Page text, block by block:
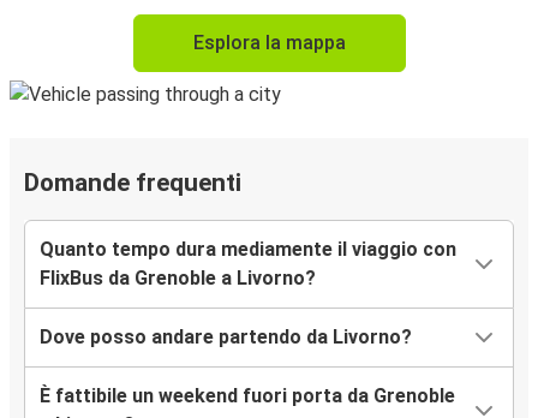
Esplora la mappa
Domande frequenti
Quanto tempo dura mediamente il viaggio con
FlixBus da Grenoble a Livorno?
Dove posso andare partendo da Livorno?
È fattibile un weekend fuori porta da Grenoble